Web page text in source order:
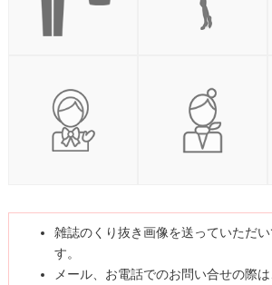
雑誌のくり抜き画像を送っていただ
す。
メール、お電話でのお問い合せの際